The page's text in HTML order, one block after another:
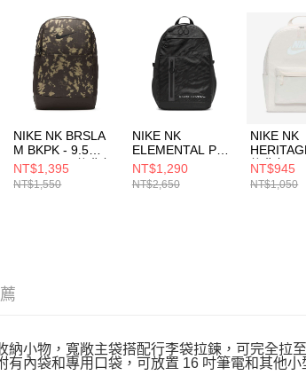
結果請求
５．嚴禁
形，恩沛
動。
NIKE NK BRSLA
M BKPK - 9.5
AOP SP25 後背包
HJ8244004
NT$1,395
NT$1,550
NIKE NK
ELEMENTAL PRO
BKPK - SF ADV 男
女 後背包
FZ6369010
NT$1,290
NT$2,650
NIKE NK
後背包
NT$945
NT$1,050
納小物，寬敞主袋搭配行李袋拉鍊，可完全拉
有內袋和專用口袋，可放置 16 吋筆電和其他小